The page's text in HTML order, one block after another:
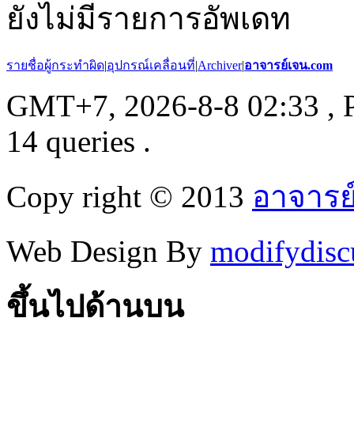
ยังไม่มีรายการอัพเดท
รายชื่อผู้กระทำผิด|อุปกรณ์เคลื่อนที่|Archiver|อาจารย์เจน.com
GMT+7, 2026-8-8 02:33 ,
14 queries .
Copy right © 2013 อาจาร
Web Design By
ขึ้นไปด้านบน